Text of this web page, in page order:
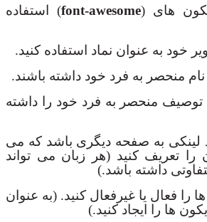
های (font-awesome) استفاده
خود به عنوان نماد استفاده کنید.
نام منحصر به فرد خود داشته باشند.
توصیف منحصر به فرد خود را داشته
لینکی به صفحه دیگری باشد که می
را تعریف کنید (هر زبان می تواند
داشته باشد.)
را فعال یا غیرفعال کنید. (به عنوان
ها را ایجاد کنید.)